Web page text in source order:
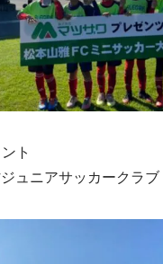
ト
ュニアサッカークラブ